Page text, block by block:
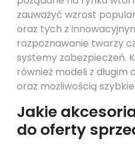
zauważyć wzrost
oraz tych z
rozpoznawanie twarzy
systemy zabezpieczeń.
również modeli z
oraz możliwością
Jakie
do oferty